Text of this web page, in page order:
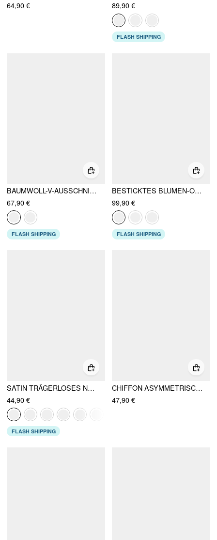
64,90 €
89,90 €
FLASH SHIPPING
BAUMWOLL-V-AUSSCHNITT BRODERIE ANGLAISE BLUMENDRUCK MIDIKLEID
67,90 €
FLASH SHIPPING
BESTICKTES BLUMEN-OFF-SHOULDER-RÜSCHEN-MEERJUNGFRAU-MAXIKLEID
99,90 €
FLASH SHIPPING
SATIN TRÄGERLOSES NECKHOLDER-AUSSCHNITT RÜCKLOSES SCHLEIFEN-DETAIL A-LINIEN MINI-KLEID
44,90 €
FLASH SHIPPING
CHIFFON ASYMMETRISCHER NECK-TWIST-KNOTEN A-LINIEN-MIDIKLEID
47,90 €